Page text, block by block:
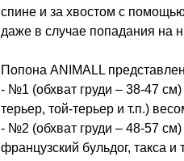
спине и за хвостом с
даже в случае попадания на
Попона ANIMALL
- №1 (обхват груди – 38-47
терьер, той-терьер и т.п.)
- №2 (обхват груди – 48-57
французский бульдог, такса и